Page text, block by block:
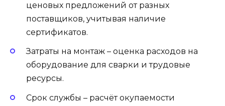
ценовых предложений от разных
поставщиков, учитывая наличие
сертификатов.
Затраты на монтаж – оценка расходов на
оборудование для сварки и трудовые
ресурсы.
Срок службы – расчёт окупаемости